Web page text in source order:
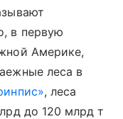
в первую
Америке,
леса в
, леса
до 120 млрд т